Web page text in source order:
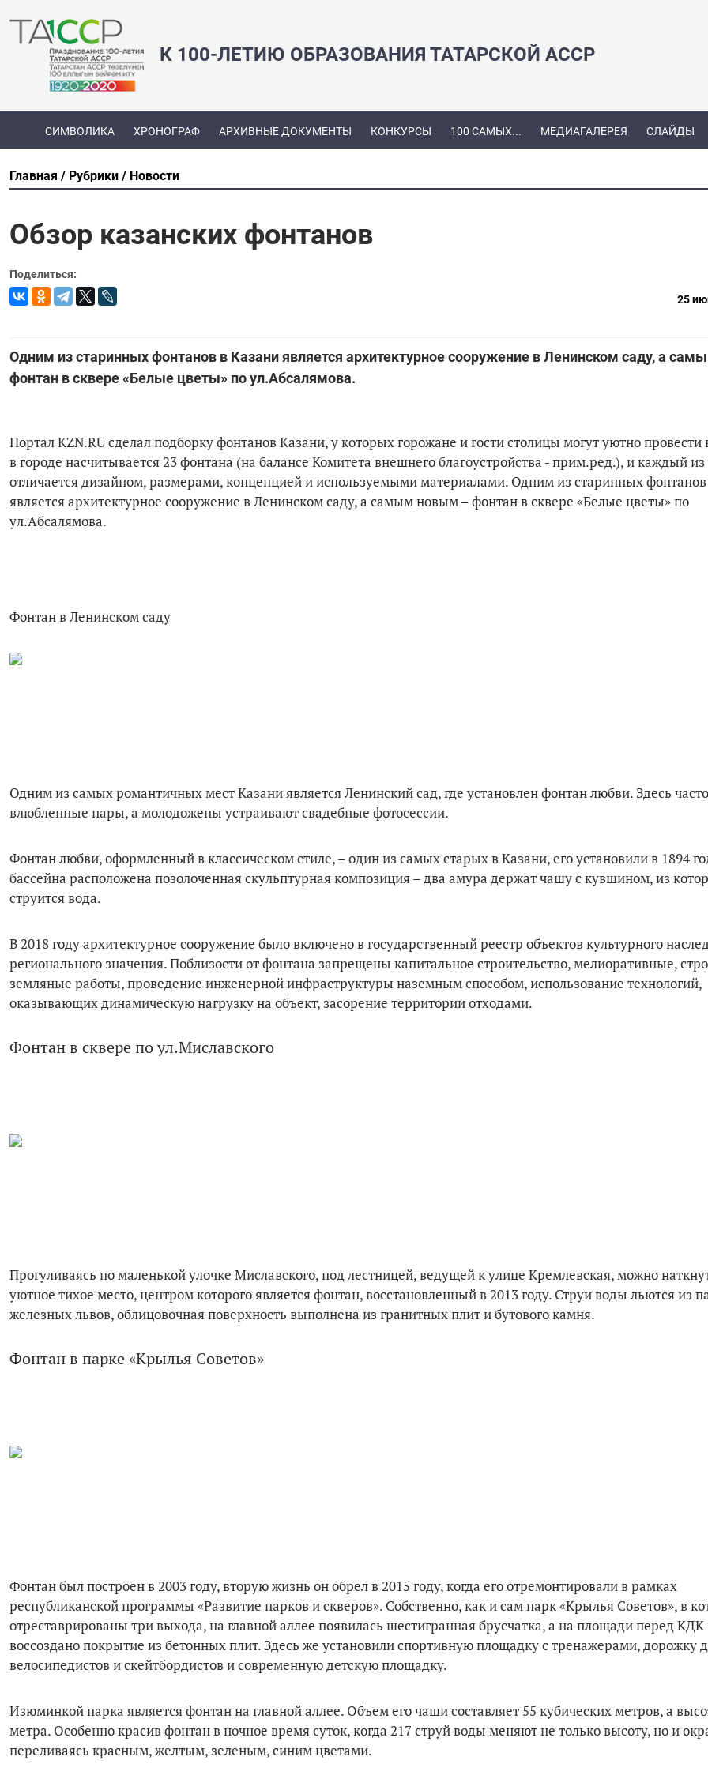
К 100-ЛЕТИЮ ОБРАЗОВАНИЯ ТАТАРСКОЙ АССР
СИМВОЛИКА ХРОНОГРАФ АРХИВНЫЕ ДОКУМЕНТЫ КОНКУРСЫ 100 САМЫХ... МЕДИАГАЛЕРЕЯ СЛАЙДЫ
Главная Рубрики Новости
Обзор казанских фонтанов
Поделиться:
25
Одним из старинных фонтанов в Казани является архитектурное сооружение в Ленинском саду, а
фонтан в сквере «Белые цветы» по ул.Абсалямова.
Портал KZN.RU сделал подборку фонтанов Казани, у которых горожане и гости столицы могут уютно провести
в городе насчитывается 23 фонтана (на балансе Комитета внешнего благоустройства - прим.ред.), и каждый
отличается дизайном, размерами, концепцией и используемыми материалами. Одним из старинных
является архитектурное сооружение в Ленинском саду, а самым новым – фонтан в сквере «Белые цветы» по
ул.Абсалямова.
Фонтан в Ленинском саду
Одним из самых романтичных мест Казани является Ленинский сад, где установлен фонтан любви. Здесь
влюбленные пары, а молодожены устраивают свадебные фотосессии.
Фонтан любви, оформленный в классическом стиле, – один из самых старых в Казани, его установили в 1894
бассейна расположена позолоченная скульптурная композиция – два амура держат чашу с кувшином, из
струится вода.
В 2018 году архитектурное сооружение было включено в государственный реестр объектов культурного
регионального значения. Поблизости от фонтана запрещены капитальное строительство, мелиоративные,
земляные работы, проведение инженерной инфраструктуры наземным способом, использование технологий,
оказывающих динамическую нагрузку на объект, засорение территории отходами.
Фонтан в сквере по ул.Миславского
Прогуливаясь по маленькой улочке Миславского, под лестницей, ведущей к улице Кремлевская, можно
уютное тихое место, центром которого является фонтан, восстановленный в 2013 году. Струи воды льются из
железных львов, облицовочная поверхность выполнена из гранитных плит и бутового камня.
Фонтан в парке «Крылья Советов»
Фонтан был построен в 2003 году, вторую жизнь он обрел в 2015 году, когда его отремонтировали в рамках
республиканской программы «Развитие парков и скверов». Собственно, как и сам парк «Крылья Советов», в
отреставрированы три выхода, на главной аллее появилась шестигранная брусчатка, а на площади перед
воссоздано покрытие из бетонных плит. Здесь же установили спортивную площадку с тренажерами, дорожку
велосипедистов и скейтбордистов и современную детскую площадку.
Изюминкой парка является фонтан на главной аллее. Объем его чаши составляет 55 кубических метров, а
метра. Особенно красив фонтан в ночное время суток, когда 217 струй воды меняют не только высоту, но и
переливаясь красным, желтым, зеленым, синим цветами.